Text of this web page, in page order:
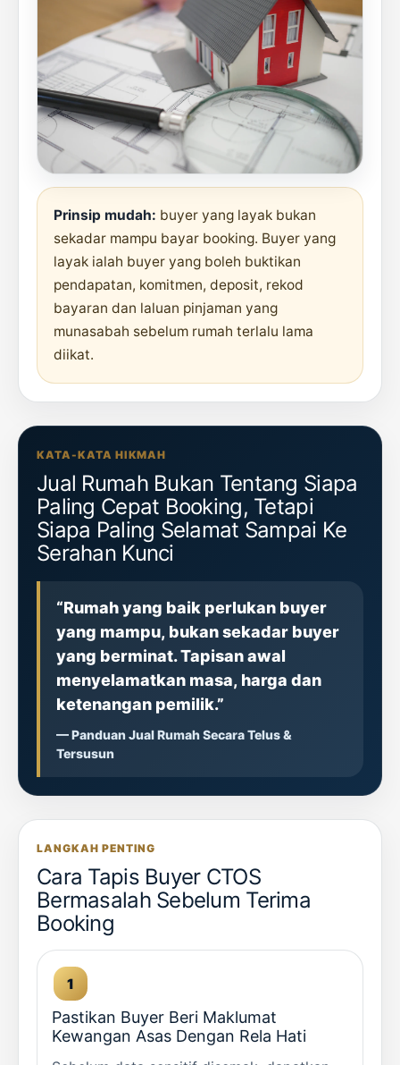
Prinsip mudah: buyer yang layak bukan
sekadar mampu bayar booking. Buyer yang
layak ialah buyer yang boleh buktikan
pendapatan, komitmen, deposit, rekod
bayaran dan laluan pinjaman yang
munasabah sebelum rumah terlalu lama
diikat.
KATA-KATA HIKMAH
Jual Rumah Bukan Tentang Siapa
Paling Cepat Booking, Tetapi
Siapa Paling Selamat Sampai Ke
Serahan Kunci
“Rumah yang baik perlukan buyer
yang mampu, bukan sekadar buyer
yang berminat. Tapisan awal
menyelamatkan masa, harga dan
ketenangan pemilik.”
— Panduan Jual Rumah Secara Telus &
Tersusun
LANGKAH PENTING
Cara Tapis Buyer CTOS
Bermasalah Sebelum Terima
Booking
Pastikan Buyer Beri Maklumat
Kewangan Asas Dengan Rela Hati